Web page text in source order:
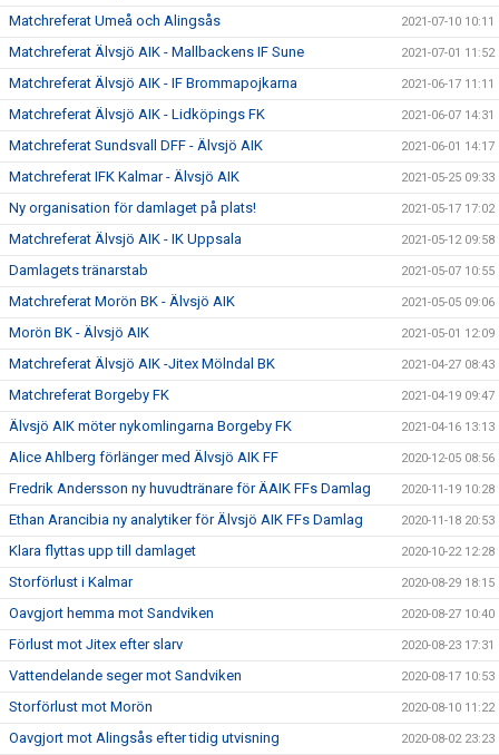
Matchreferat Umeå och Alingsås 2021-07-10 10:11
Matchreferat Älvsjö AIK - Mallbackens IF Sune 2021-07-01 11:52
Matchreferat Älvsjö AIK - IF Brommapojkarna 2021-06-17 11:11
Matchreferat Älvsjö AIK - Lidköpings FK 2021-06-07 14:31
Matchreferat Sundsvall DFF - Älvsjö AIK 2021-06-01 14:17
Matchreferat IFK Kalmar - Älvsjö AIK 2021-05-25 09:33
Ny organisation för damlaget på plats! 2021-05-17 17:02
Matchreferat Älvsjö AIK - IK Uppsala 2021-05-12 09:58
Damlagets tränarstab 2021-05-07 10:55
Matchreferat Morön BK - Älvsjö AIK 2021-05-05 09:06
Morön BK - Älvsjö AIK 2021-05-01 12:09
Matchreferat Älvsjö AIK -Jitex Mölndal BK 2021-04-27 08:43
Matchreferat Borgeby FK 2021-04-19 09:47
Älvsjö AIK möter nykomlingarna Borgeby FK 2021-04-16 13:13
Alice Ahlberg förlänger med Älvsjö AIK FF 2020-12-05 08:56
Fredrik Andersson ny huvudtränare för ÄAIK FFs Damlag 2020-11-19 10:28
Ethan Arancibia ny analytiker för Älvsjö AIK FFs Damlag 2020-11-18 20:53
Klara flyttas upp till damlaget 2020-10-22 12:28
Storförlust i Kalmar 2020-08-29 18:15
Oavgjort hemma mot Sandviken 2020-08-27 10:40
Förlust mot Jitex efter slarv 2020-08-23 17:31
Vattendelande seger mot Sandviken 2020-08-17 10:53
Storförlust mot Morön 2020-08-10 11:22
Oavgjort mot Alingsås efter tidig utvisning 2020-08-02 23:23